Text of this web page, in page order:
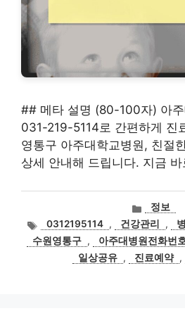
## 메타 설명 (80-100자) 아
031-219-5114로 간편하게 진
영통구 아주대학교병원, 친절
상세 안내해 드립니다. 지금
카
테
고
리
정보
태
그
0312195114 , 건강관리 ,
수원영통구 , 아주대병원전화번
일상공유 , 진료예약 ,